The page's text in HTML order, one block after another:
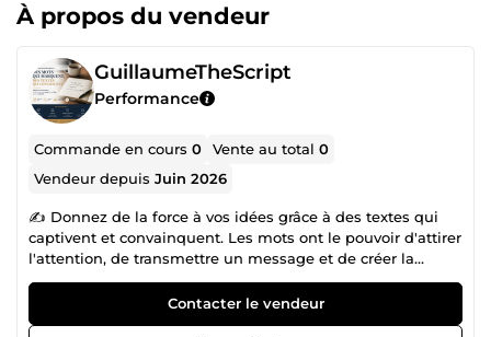
À propos du vendeur
GuillaumeTheScript
Performance
Commande en cours0 Vente au total0
Vendeur depuisJuin 2026
✍️ Donnez de la force à vos idées grâce à des textes qui
captivent et convainquent. Les mots ont le pouvoir d'attirer
l'attention, de transmettre un message et de créer la
confiance. Mon rôle est de vous aider à transformer vos
idées en contenus clairs, percutants et adaptés à votre
public. Je propose mes services de rédaction, réécriture,
Contacter le vendeur